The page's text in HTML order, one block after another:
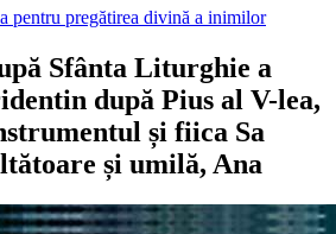
pentru pregătirea divină a inimilor
Sfânta Liturghie a
după Pius al V-lea,
și fiica Sa
și umilă, Ana